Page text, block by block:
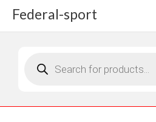
Federal-sport